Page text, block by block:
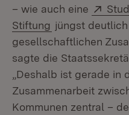
– wie auch eine
Stiftung (Öffnet in
jüngst
gesellschaftlichen
sagte die
„Deshalb ist gerade in
Zusammenarbeit
Kommunen zentral –